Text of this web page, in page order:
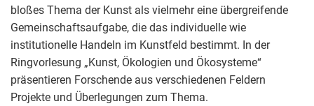
bloßes Thema der Kunst als vielmehr eine übergreifende
Gemeinschaftsaufgabe, die das individuelle wie
institutionelle Handeln im Kunstfeld bestimmt. In der
Ringvorlesung „Kunst, Ökologien und Ökosysteme“
präsentieren Forschende aus verschiedenen Feldern
Projekte und Überlegungen zum Thema.